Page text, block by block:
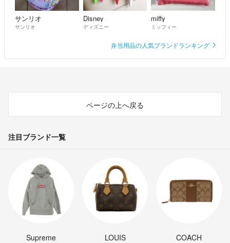
サンリオ
サンリオ
Disney
ディズニー
miffy
ミッフィー
弁当用品の人気ブランドランキング
ページの上へ戻る
注目ブランド一覧
Supreme
LOUIS
COACH